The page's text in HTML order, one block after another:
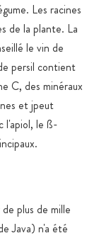
Les racines
de la plante. La
le vin de
persil contient
C, des minéraux
et jpeut
l'apiol, le ß-
plus de mille
Java) n'a été